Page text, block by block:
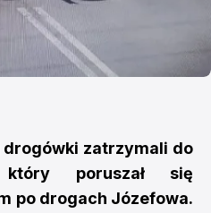
zatrzymali do
poruszał się
po drogach Józefowa.